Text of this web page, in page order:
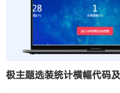
极主题选装统计横幅代码